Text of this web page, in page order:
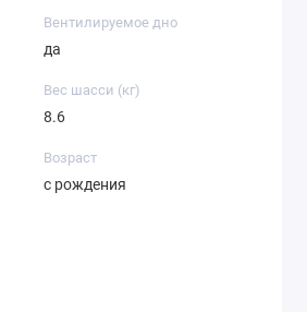
Вентилируемое дно
да
Вес шасси (кг)
8.6
Возраст
с рождения